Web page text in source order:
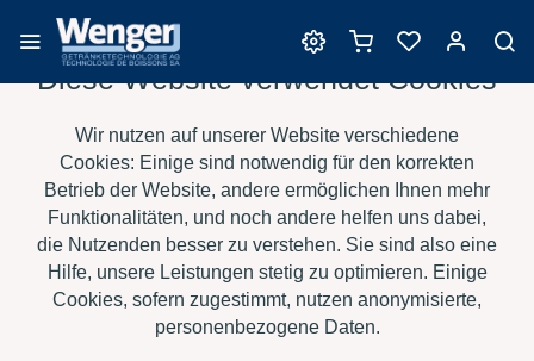
Barrique
HOME › E-SHOP › WEIN › BARRIQUE › SAURY BARRIQUES -
BORDELAISE CHÂTEAU XC CL › TRADITION FORTE
Diese Website verwendet Cookies
Wir nutzen auf unserer Website verschiedene
Cookies: Einige sind notwendig für den korrekten
Betrieb der Website, andere ermöglichen Ihnen mehr
Funktionalitäten, und noch andere helfen uns dabei,
die Nutzenden besser zu verstehen. Sie sind also eine
Hilfe, unsere Leistungen stetig zu optimieren. Einige
Cookies, sofern zugestimmt, nutzen anonymisierte,
personenbezogene Daten.